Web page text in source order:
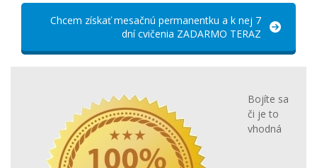
Chcem získať mesačnú permanentku a k nej 7
dní cvičenia ZADARMO TERAZ
Bojíte sa
či je to
vhodná